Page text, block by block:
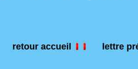
retour accueil lettre